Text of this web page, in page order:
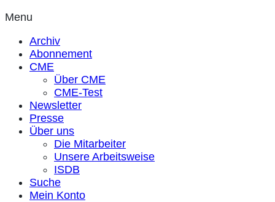
Menu
Archiv
Abonnement
CME
Über CME
CME-Test
Newsletter
Presse
Über uns
Die Mitarbeiter
Unsere Arbeitsweise
ISDB
Suche
Mein Konto